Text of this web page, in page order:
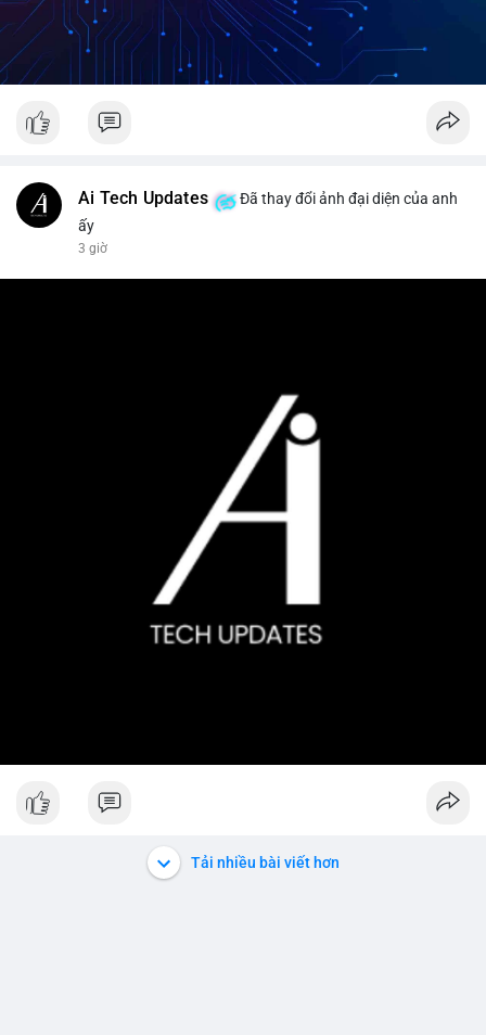
Ai Tech Updates
Đã thay đổi ảnh đại diện của anh
ấy
3 giờ
Tải nhiều bài viết hơn